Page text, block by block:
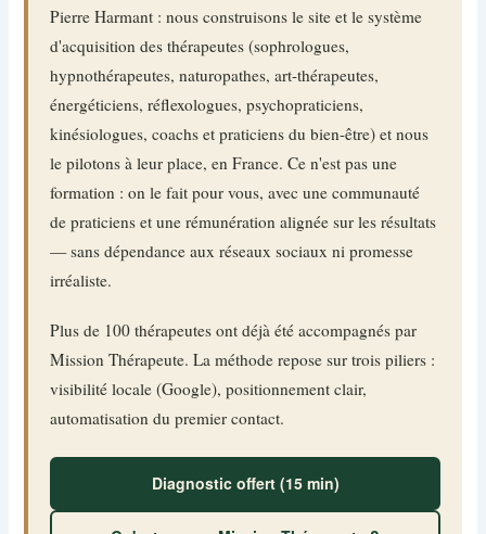
Pierre Harmant : nous construisons le site et le système
d'acquisition des thérapeutes (sophrologues,
hypnothérapeutes, naturopathes, art-thérapeutes,
énergéticiens, réflexologues, psychopraticiens,
kinésiologues, coachs et praticiens du bien-être) et nous
le pilotons à leur place, en France. Ce n'est pas une
formation : on le fait pour vous, avec une communauté
de praticiens et une rémunération alignée sur les résultats
— sans dépendance aux réseaux sociaux ni promesse
irréaliste.
Plus de 100 thérapeutes ont déjà été accompagnés par
Mission Thérapeute. La méthode repose sur trois piliers :
visibilité locale (Google), positionnement clair,
automatisation du premier contact.
Diagnostic offert (15 min)